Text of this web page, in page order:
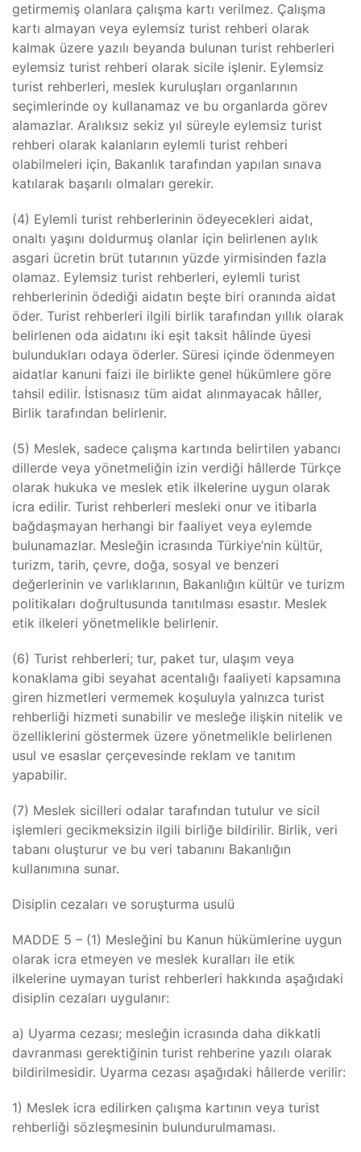
getirmemiş olanlara çalışma kartı verilmez. Çalışma
kartı almayan veya eylemsiz turist rehberi olarak
kalmak üzere yazılı beyanda bulunan turist rehberleri
eylemsiz turist rehberi olarak sicile işlenir. Eylemsiz
turist rehberleri, meslek kuruluşları organlarının
seçimlerinde oy kullanamaz ve bu organlarda görev
alamazlar. Aralıksız sekiz yıl süreyle eylemsiz turist
rehberi olarak kalanların eylemli turist rehberi
olabilmeleri için, Bakanlık tarafından yapılan sınava
katılarak başarılı olmaları gerekir.
(4) Eylemli turist rehberlerinin ödeyecekleri aidat,
onaltı yaşını doldurmuş olanlar için belirlenen aylık
asgari ücretin brüt tutarının yüzde yirmisinden fazla
olamaz. Eylemsiz turist rehberleri, eylemli turist
rehberlerinin ödediği aidatın beşte biri oranında aidat
öder. Turist rehberleri ilgili birlik tarafından yıllık olarak
belirlenen oda aidatını iki eşit taksit hâlinde üyesi
bulundukları odaya öderler. Süresi içinde ödenmeyen
aidatlar kanuni faizi ile birlikte genel hükümlere göre
tahsil edilir. İstisnasız tüm aidat alınmayacak hâller,
Birlik tarafından belirlenir.
(5) Meslek, sadece çalışma kartında belirtilen yabancı
dillerde veya yönetmeliğin izin verdiği hâllerde Türkçe
olarak hukuka ve meslek etik ilkelerine uygun olarak
icra edilir. Turist rehberleri mesleki onur ve itibarla
bağdaşmayan herhangi bir faaliyet veya eylemde
bulunamazlar. Mesleğin icrasında Türkiye’nin kültür,
turizm, tarih, çevre, doğa, sosyal ve benzeri
değerlerinin ve varlıklarının, Bakanlığın kültür ve turizm
politikaları doğrultusunda tanıtılması esastır. Meslek
etik ilkeleri yönetmelikle belirlenir.
(6) Turist rehberleri; tur, paket tur, ulaşım veya
konaklama gibi seyahat acentalığı faaliyeti kapsamına
giren hizmetleri vermemek koşuluyla yalnızca turist
rehberliği hizmeti sunabilir ve mesleğe ilişkin nitelik ve
özelliklerini göstermek üzere yönetmelikle belirlenen
usul ve esaslar çerçevesinde reklam ve tanıtım
yapabilir.
(7) Meslek sicilleri odalar tarafından tutulur ve sicil
işlemleri gecikmeksizin ilgili birliğe bildirilir. Birlik, veri
tabanı oluşturur ve bu veri tabanını Bakanlığın
kullanımına sunar.
Disiplin cezaları ve soruşturma usulü
MADDE 5 – (1) Mesleğini bu Kanun hükümlerine uygun
olarak icra etmeyen ve meslek kuralları ile etik
ilkelerine uymayan turist rehberleri hakkında aşağıdaki
disiplin cezaları uygulanır:
a) Uyarma cezası; mesleğin icrasında daha dikkatli
davranması gerektiğinin turist rehberine yazılı olarak
bildirilmesidir. Uyarma cezası aşağıdaki hâllerde verilir:
1) Meslek icra edilirken çalışma kartının veya turist
rehberliği sözleşmesinin bulundurulmaması.